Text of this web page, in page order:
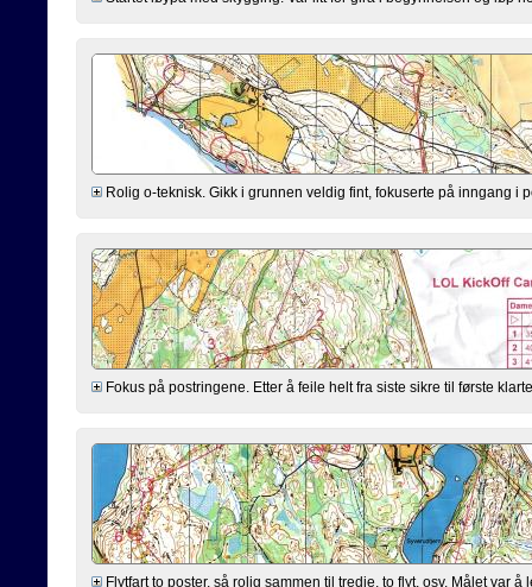
Rolig o-teknisk. Gikk i grunnen veldig fint, fokuserte på inngang i
Fokus på postringene. Etter å feile helt fra siste sikre til første
Flytfart to poster, så rolig sammen til tredje, to flyt, osv. Målet var